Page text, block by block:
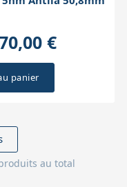
€
panier
au total